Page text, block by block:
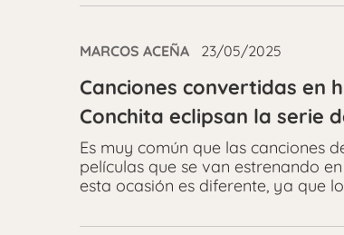
MARCOS ACEÑA 23/05/2025
Canciones convertidas en
Conchita eclipsan la serie
Es muy común que las canciones
películas que se van estrenando
esta ocasión es diferente, ya que